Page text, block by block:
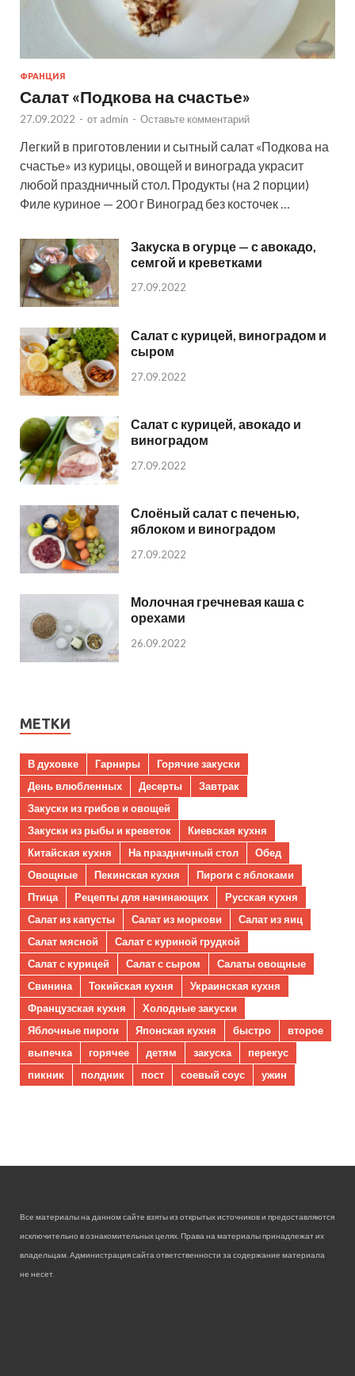
ФРАНЦИЯ
Салат «Подкова на счастье»
27.09.2022 - от admin - Оставьте комментарий
Легкий в приготовлении и сытный салат «Подкова на
счастье» из курицы, овощей и винограда украсит
любой праздничный стол. Продукты (на 2 порции)
Филе куриное — 200 г Виноград без косточек …
Закуска в огурце — с авокадо,
семгой и креветками
27.09.2022
Салат с курицей, виноградом и
сыром
27.09.2022
Салат с курицей, авокадо и
виноградом
27.09.2022
Слоёный салат с печенью,
яблоком и виноградом
27.09.2022
Молочная гречневая каша с
орехами
26.09.2022
МЕТКИ
В духовке Гарниры
Горячие закуски
День влюбленных
Десерты
Завтрак
Закуски из грибов и овощей
Закуски из рыбы и креветок
Киевская кухня
Китайская кухня
На праздничный стол
Обед
Овощные
Пекинская кухня
Пироги с яблоками
Птица
Рецепты для начинающих
Русская кухня
Салат из капусты
Салат из моркови
Салат из яиц
Салат мясной
Салат с куриной грудкой
Салат с курицей
Салат с сыром
Салаты овощные
Свинина
Токийская кухня
Украинская кухня
Французская кухня
Холодные закуски
Яблочные пироги
Японская кухня быстро
второе
выпечка
горячее детям закуска
перекус
пикник
полдник пост соевый соус ужин
Все материалы на данном сайте взяты из открытых источников и предоставляются
исключительно в ознакомительных целях. Права на материалы принадлежат их
владельцам. Администрация сайта ответственности за содержание материала
не несет.